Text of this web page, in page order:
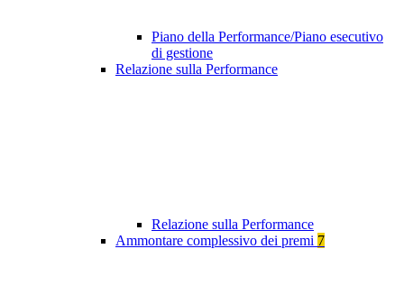
Piano della Performance/Piano esecutivo
di gestione
Relazione sulla Performance
Relazione sulla Performance
Ammontare complessivo dei premi 7